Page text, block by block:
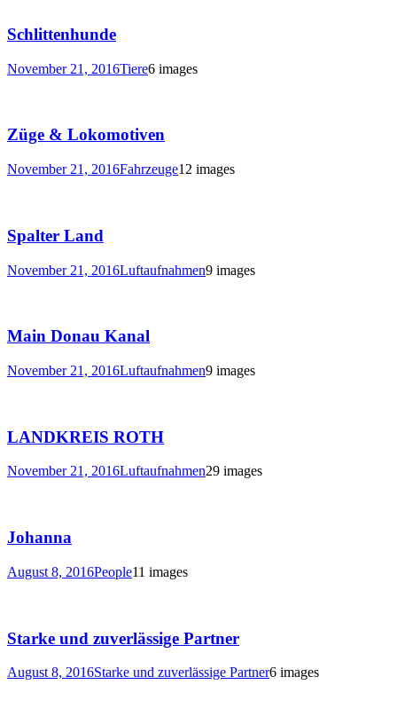
Schlittenhunde
November 21, 2016Tiere6 images
Züge & Lokomotiven
November 21, 2016Fahrzeuge12 images
Spalter Land
November 21, 2016Luftaufnahmen9 images
Main Donau Kanal
November 21, 2016Luftaufnahmen9 images
LANDKREIS ROTH
November 21, 2016Luftaufnahmen29 images
Johanna
August 8, 2016People11 images
Starke und zuverlässige Partner
August 8, 2016Starke und zuverlässige Partner6 images